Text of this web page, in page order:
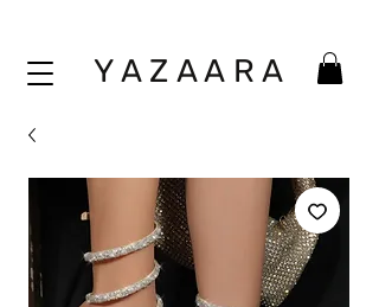
Y A Z A A R A